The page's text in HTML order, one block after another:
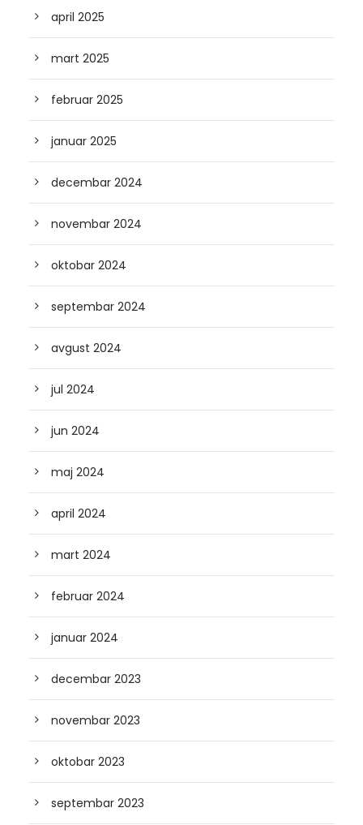
april 2025
mart 2025
februar 2025
januar 2025
decembar 2024
novembar 2024
oktobar 2024
septembar 2024
avgust 2024
jul 2024
jun 2024
maj 2024
april 2024
mart 2024
februar 2024
januar 2024
decembar 2023
novembar 2023
oktobar 2023
septembar 2023